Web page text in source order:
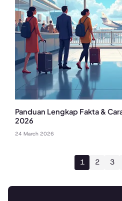
Panduan Lengkap Fakta &
2026
24 March 2026
1 2 3